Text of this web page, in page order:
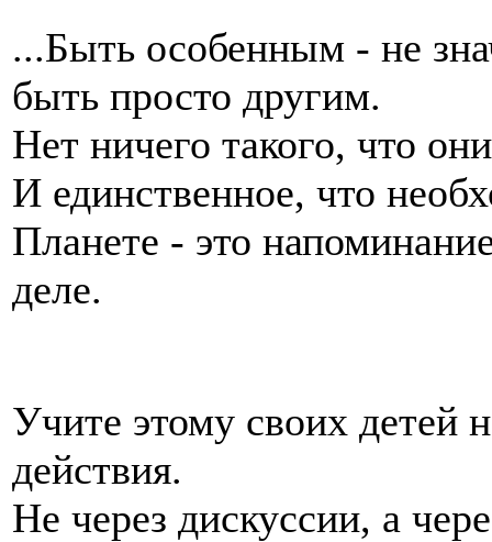
...Быть особенным - не
быть просто другим.
Нет ничего такого, что
И единственное, что
Планете - это
деле.
Учите этому своих детей
действия.
Не через дискуссии, а